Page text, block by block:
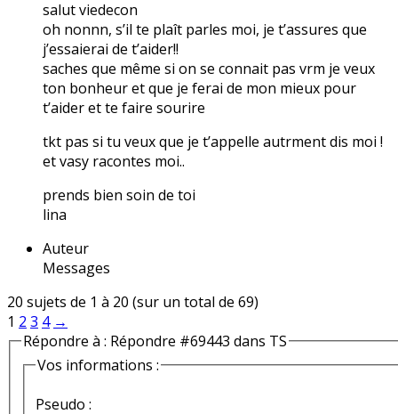
salut viedecon
oh nonnn, s’il te plaît parles moi, je t’assures que
j’essaierai de t’aider!!
saches que même si on se connait pas vrm je veux
ton bonheur et que je ferai de mon mieux pour
t’aider et te faire sourire
tkt pas si tu veux que je t’appelle autrment dis moi !
et vasy racontes moi..
prends bien soin de toi
lina
Auteur
Messages
20 sujets de 1 à 20 (sur un total de 69)
1 2 3 4 →
Répondre à : Répondre #69443 dans TS
Vos informations :
Pseudo :